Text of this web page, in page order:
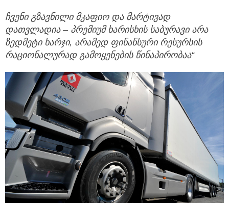
ჩვენი გზავნილი მკაფიო და მარტივად
დათვლადია – პრემიუმ ხარისხის საბურავი არა
ზედმეტი ხარჯი, არამედ ფინანსური რესურსის
რაციონალურად გამოყენების წინაპირობაა“